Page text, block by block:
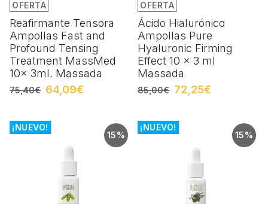
OFERTA
Reafirmante Tensora
Ampollas Fast and
Profound Tensing
Treatment MassMed
10x 3ml. Massada
75,40€ 64,09€
OFERTA
Ácido Hialurónico
Ampollas Pure
Hyaluronic Firming
Effect 10 x 3 ml
Massada
85,00€ 72,25€
15%
¡NUEVO!
15%
¡NUEVO!